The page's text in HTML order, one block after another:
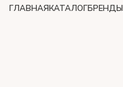
ГЛАВНАЯКАТАЛОГБРЕНДЫ